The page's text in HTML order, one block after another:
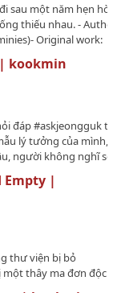
sau một năm hẹn hò,
thiếu nhau. -
Original work:
@vanhdid. The
Vui lòng không
kookmin
đáp #askjeongguk
lý tưởng của mình,
người không nghĩ sẽ
twitter.com/
@vanhdid. The
Empty |
thư viện bị bỏ
một thây ma đơn độc